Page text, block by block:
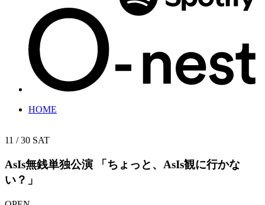
HOME
11 / 30 SAT
AsIs無銭単独公演
「ちょっと、AsIs観に行かな
い？」